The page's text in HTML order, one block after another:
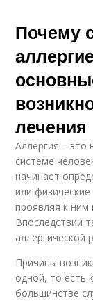
Почему
лечения
Аллергия – это
системе
начинает
или
проявляя к ним
Впоследствии
аллергической
Причины
одной, то есть
большинстве